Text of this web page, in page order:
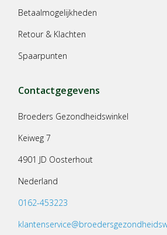
Betaalmogelijkheden
Retour & Klachten
Spaarpunten
Contactgegevens
Broeders Gezondheidswinkel
Keiweg 7
4901 JD Oosterhout
Nederland
0162-453223